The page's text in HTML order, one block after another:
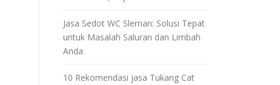
Jasa Sedot WC Sleman: Solusi Tepat
untuk Masalah Saluran dan Limbah
Anda
10 Rekomendasi jasa Tukang Cat